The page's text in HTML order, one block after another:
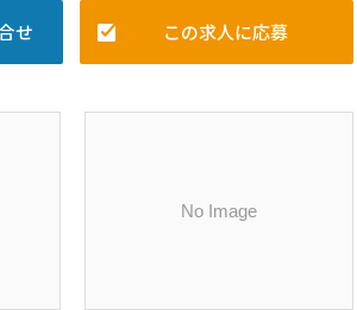
せ この求人に応募
No Image